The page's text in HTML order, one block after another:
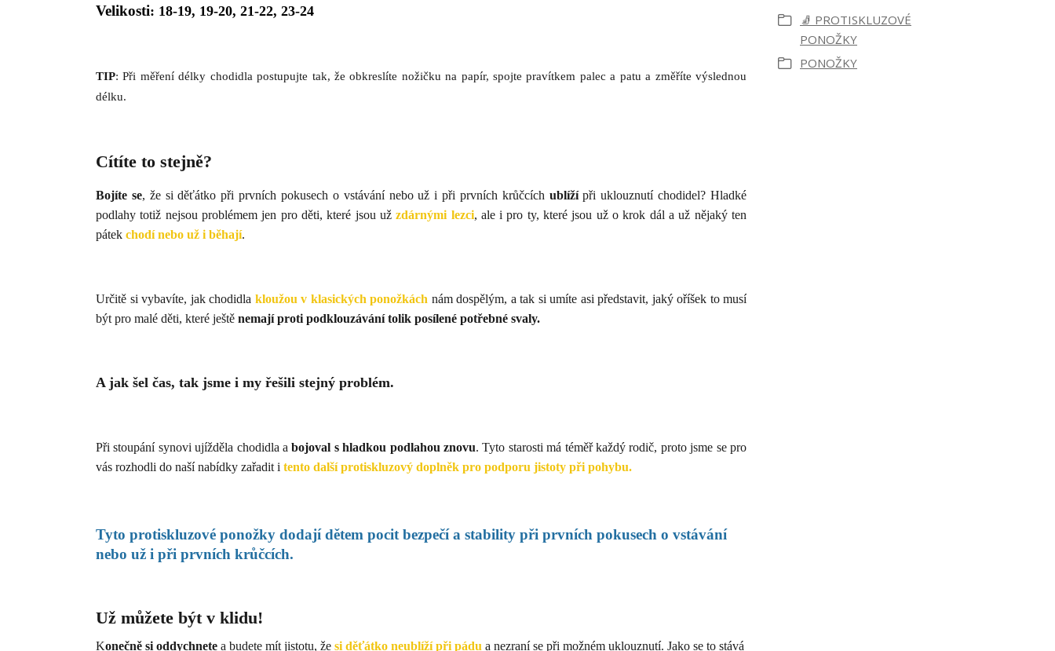
Velikosti: 18-19, 19-20, 21-22, 23-24
TIP: Při měření délky chodidla postupujte tak, že obkreslíte nožičku na papír, spojte pravítkem palec a patu a změříte výslednou
délku.
Cítíte to stejně?
Bojíte se, že si děťátko při prvních pokusech o vstávání nebo už i při prvních krůčcích ublížípři uklouznutí chodidel? Hladké
podlahy totiž nejsou problémem jen pro děti, které jsou užzdárnými lezci, ale i pro ty, které jsou už o krok dál a už nějaký ten
pátek chodí nebo už i běhají.
Určitě si vybavíte, jak chodidla kloužou v klasických ponožkách nám dospělým, a tak si umíte asi představit, jaký oříšek to musí
být pro malé děti, které ještě nemají proti podklouzávání tolik posílené potřebné svaly.
A jak šel čas, tak jsme i my řešili stejný problém.
Při stoupání synovi ujížděla chodidla abojoval s hladkou podlahou znovu. Tyto starosti má téměř každý rodič, proto jsme se pro
vás rozhodli do naší nabídky zařadit i tento další protiskluzový doplněk pro podporu jistoty při pohybu.
Tyto protiskluzové ponožky dodajídětem pocit bezpečí a stability při prvních pokusech o vstávání
nebo už i při prvních krůčcích.
Už můžete být v klidu!
Konečně si oddychnete a budete mít jistotu, že si děťátko neublíží při pádu a nezraní se při možném uklouznutí. Jako se to stává
🧦 PROTISKLUZOVÉ
PONOŽKY
PONOŽKY